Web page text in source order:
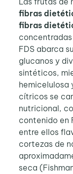
fibras
fibras
FDS abarca
glucanos y
sintéticos,
hemicelulosa
cítricos se
nutricional,
contenido en
entre ellos
cortezas de
seca